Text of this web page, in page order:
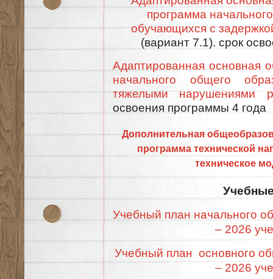
программа
обучающихся с
(вариант 7.1). срок
Адаптированная основная
начального общего
тяжелыми нарушениями
освоения программы 4 года
Дополнительная
программа технической
техническое
Учебный план начального
– 2026
Учебный план основного
– 2026